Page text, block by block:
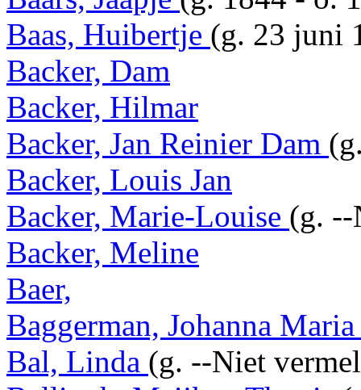
Baas, Huibertje (g. 23 juni
Backer, Dam
Backer, Hilmar
Backer, Jan Reinier Dam
Backer, Louis Jan
Backer, Marie-Louise (g. --
Backer, Meline
Baer,
Baggerman, Johanna
Bal, Linda (g. --Niet